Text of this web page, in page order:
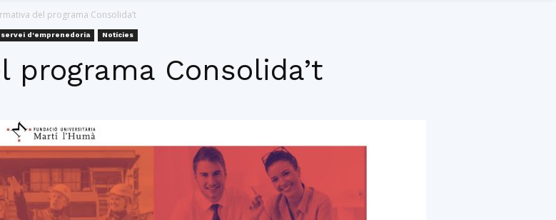
del
del programa Consolida’t
servei d'emprenedoria Notícies
Consolida’t